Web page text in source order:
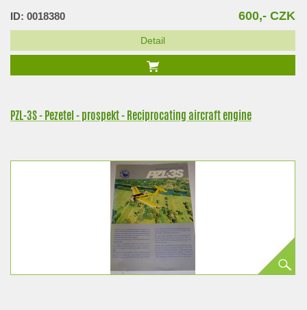
ID: 0018380 600,- CZK
Detail
PZL-3S - Pezetel - prospekt - Reciprocating aircraft engine